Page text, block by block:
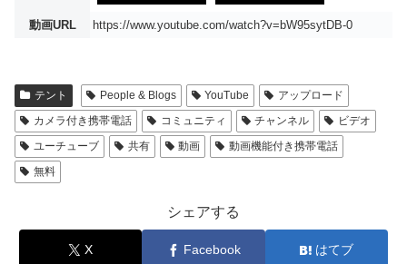
動画URL https://www.youtube.com/watch?v=bW95sytDB-0
テント People & Blogs YouTube
アップロード
カメラ付き携帯電話
コミュニティ チャンネル
ビデオ
ユーチューブ
共有 動画
動画機能付き携帯電話
無料
シェアする
X Facebook はてブ